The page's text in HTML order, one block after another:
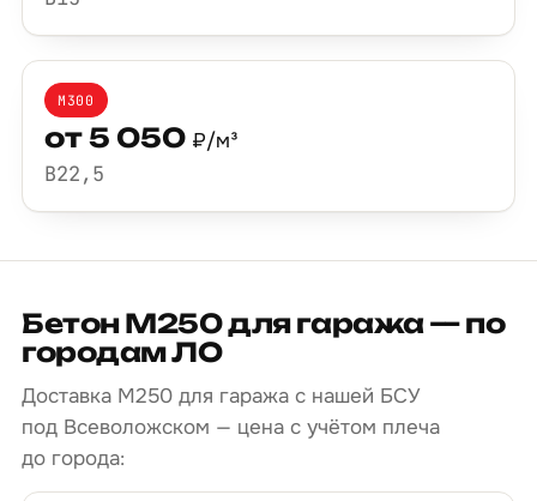
М300
от 5 050 ₽/м³
B22,5
Бетон М250 для гаража — по
городам ЛО
Доставка М250 для гаража с нашей БСУ
под Всеволожском — цена с учётом плеча
до города: